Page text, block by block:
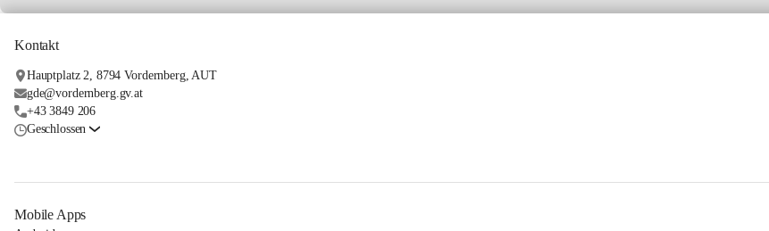
Kontakt
Hauptplatz 2, 8794 Vordernberg, AUT
gde@vordernberg.gv.at
+43 3849 206
Geschlossen
Mobile Apps